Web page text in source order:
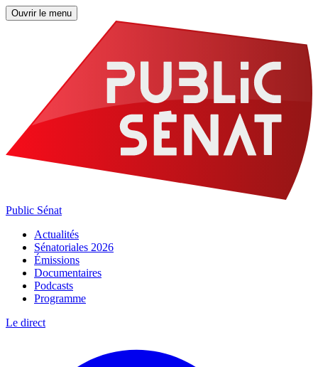
Ouvrir le menu
Public Sénat
Actualités
Sénatoriales 2026
Émissions
Documentaires
Podcasts
Programme
Le direct